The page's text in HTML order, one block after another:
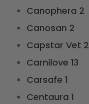
Canophera 2
Canosan 2
Capstar Vet 2
Carnilove 13
Carsafe 1
Centaura 1